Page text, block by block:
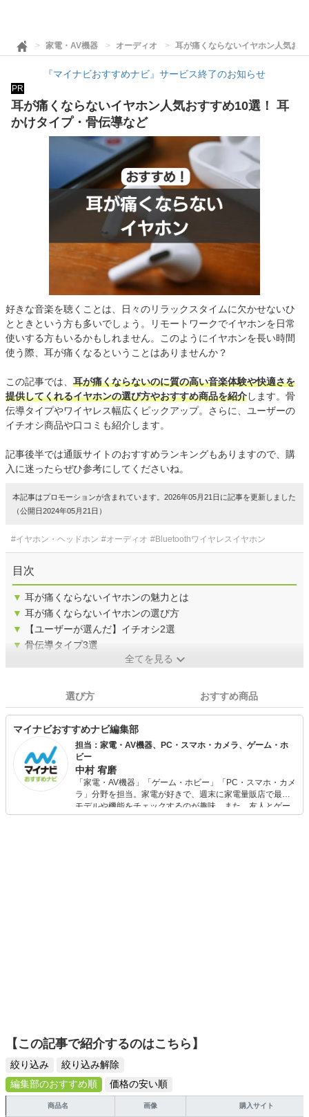
家電・AV機器 オーディオ 耳が痛くならないイヤホン人気お
『マイナビおすすめナビ』サービス終了のお知らせ
PR
耳が痛くならないイヤホン人気おすすめ10選！ 耳
かけタイプ・骨伝導など
好きな音楽を聴くことは、日々のリラックスタイムに欠かせないひ
とときという方も多いでしょう。リモートワークでイヤホンを日常
使いする方もいるかもしれません。このようにイヤホンを長い時間
使う際、耳が痛くなるということはありませんか？
この記事では、 耳が痛くならないのに質の高い音楽体験や快適さを
提供してくれるイヤホンの選び方やおすすめ商品を紹介します。骨
伝導タイプやワイヤレス幅広くピックアップ。さらに、ユーザーの
イチオシ商品や口コミも紹介します。
記事後半では通販サイトのおすすめランキングもありますので、購
入に迷ったらぜひ参考にしてくださいね。
本記事はプロモーションが含まれています。2026年05月21日に記事を更新しました
（公開日2024年05月21日）
#イヤホン・ヘッドホン #オーディオ #Bluetoothワイヤレスイヤホン
目次
▼ 耳が痛くならないイヤホンの魅力とは
▼ 耳が痛くならないイヤホンの選び方
▼
【ユーザーが選んだ】イチオシ2選
▼ 骨伝導タイプ3選
全てを見る
選び方 おすすめ商品
マイナビおすすめナビ編集部
担当：家電・AV機器、PC・スマホ・カメラ、ゲーム・ホ
ビー
中村 宥磨
「家電・AV機器」「ゲーム・ホビー」「PC・スマホ・カメ
ラ」分野を担当。家電が好きで、週末に家電量販店で最新
モデルや機能をチェックするのが趣味。また、友人とゲー
ムを楽しみながら、新作タイトルやイベント情報もいち早
【この記事で紹介するのはこちら】
絞り込み
絞り込み解除
編集部のおすすめ順
価格の安い順
商品名 画像 購入サイト